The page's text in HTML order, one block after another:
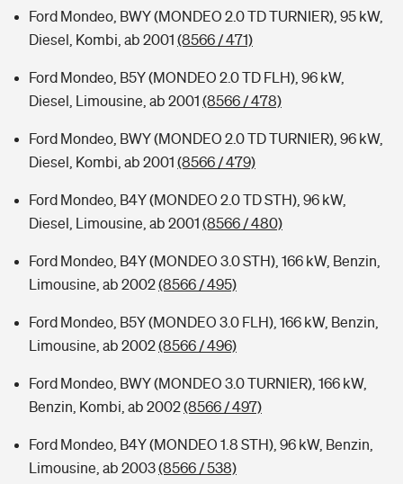
Ford Mondeo, BWY (MONDEO 2.0 TD TURNIER), 95 kW,
Diesel, Kombi, ab 2001 (8566 / 471)
Ford Mondeo, B5Y (MONDEO 2.0 TD FLH), 96 kW,
Diesel, Limousine, ab 2001 (8566 / 478)
Ford Mondeo, BWY (MONDEO 2.0 TD TURNIER), 96 kW,
Diesel, Kombi, ab 2001 (8566 / 479)
Ford Mondeo, B4Y (MONDEO 2.0 TD STH), 96 kW,
Diesel, Limousine, ab 2001 (8566 / 480)
Ford Mondeo, B4Y (MONDEO 3.0 STH), 166 kW, Benzin,
Limousine, ab 2002(8566 / 495)
Ford Mondeo, B5Y (MONDEO 3.0 FLH), 166 kW, Benzin,
Limousine, ab 2002(8566 / 496)
Ford Mondeo, BWY (MONDEO 3.0 TURNIER), 166 kW,
Benzin, Kombi, ab 2002(8566 / 497)
Ford Mondeo, B4Y (MONDEO 1.8 STH), 96 kW, Benzin,
Limousine, ab 2003(8566 / 538)